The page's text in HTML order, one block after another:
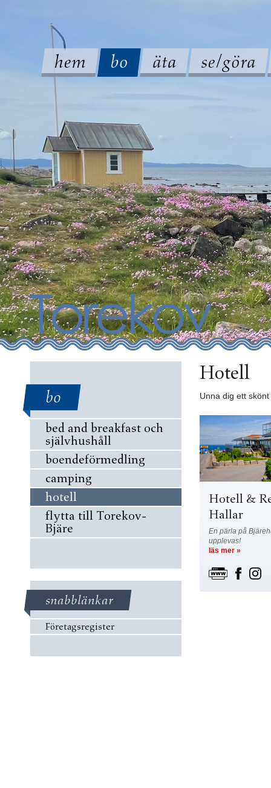
hem bo äta se/göra
bo
bed and breakfast och
självhushåll
boendeförmedling
camping
hotell
flytta till Torekov-
Bjäre
snabblänkar
Företagsregister
Hotell
Unna dig ett
Hotell &
Hallar
En pärla på
upplevas!
läs mer »